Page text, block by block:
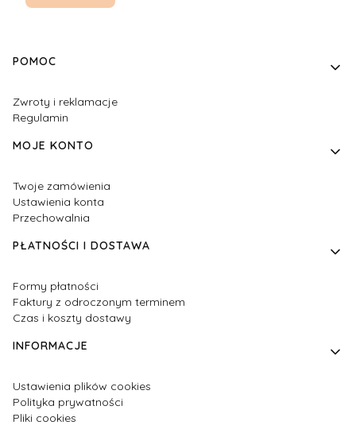
Linki w stopce
POMOC
Zwroty i reklamacje
Regulamin
MOJE KONTO
Twoje zamówienia
Ustawienia konta
Przechowalnia
PŁATNOŚCI I DOSTAWA
Formy płatności
Faktury z odroczonym terminem
Czas i koszty dostawy
INFORMACJE
Ustawienia plików cookies
Polityka prywatności
Pliki cookies